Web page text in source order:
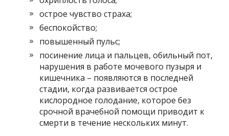
острое чувство страха;
беспокойство;
повышенный пульс;
посинение лица и пальцев, обильный пот,
нарушения в работе мочевого пузыря и
кишечника – появляются в последней
стадии, когда развивается острое
кислородное голодание, которое без
срочной врачебной помощи приводит к
смерти в течение нескольких минут.